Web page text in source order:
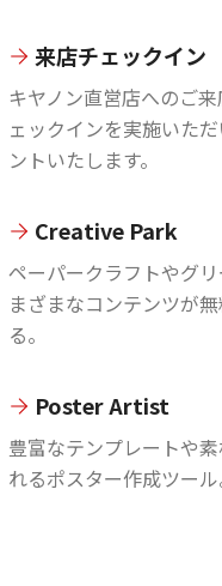
来店チェックイン
キヤノン直営店へのご
ェックインを実施いた
ントいたします。
Creative Park
ペーパークラフトやグ
まざまなコンテンツが
る。
Poster Artist
豊富なテンプレートや
れるポスター作成ツール